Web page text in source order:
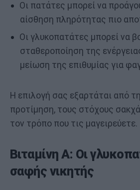
Οι πατάτες μπορεί να
αίσθηση πληρότητας πιο
Οι γλυκοπατάτες μπορεί να
σταθεροποίηση της
μείωση της επιθυμίας για
Η επιλογή σας εξαρτάται από
προτίμηση, τους στόχους
τον τρόπο που τις μαγειρεύετε.
Βιταμίνη Α: Οι
σαφής νικητής